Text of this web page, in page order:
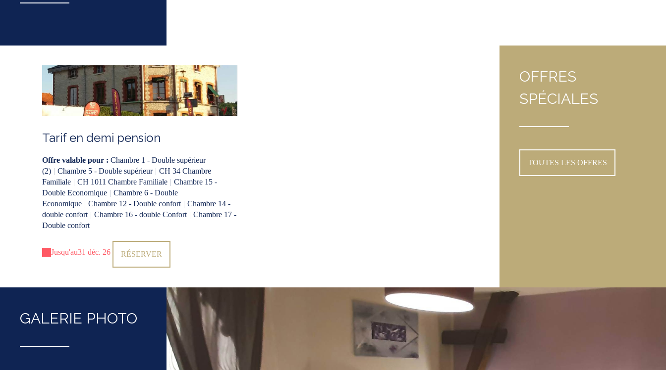
OFFRES
SPÉCIALES
TOUTES LES OFFRES
Tarif en demi pension
Offre valable pour : Chambre 1 - Double supérieur
(2) | Chambre 5 - Double supérieur | CH 34 Chambre
Familiale | CH 1011 Chambre Familiale | Chambre 15 -
Double Economique | Chambre 6 - Double
Economique | Chambre 12 - Double confort | Chambre 14 -
double confort | Chambre 16 - double Confort | Chambre 17 -
Double confort
Jusqu'au31 déc. 26 RÉSERVER
GALERIE PHOTO